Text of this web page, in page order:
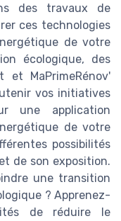
des travaux de
ces technologies
de votre
écologique, des
MaPrimeRénov'
vos initiatives
une application
de votre
possibilités
de son exposition.
une transition
? Apprenez-
de réduire le